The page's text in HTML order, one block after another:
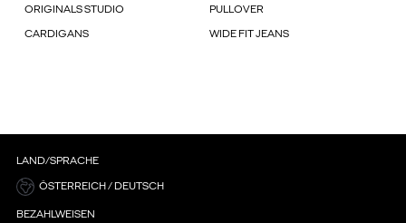
ORIGINALS STUDIO PULLOVER
CARDIGANS WIDE FIT JEANS
LAND/SPRACHE
ÖSTERREICH / DEUTSCH
BEZAHLWEISEN